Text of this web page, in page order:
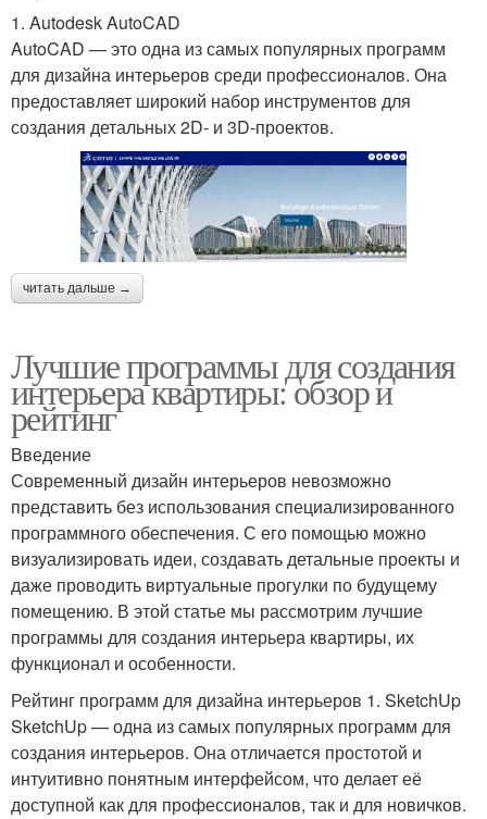
1. Autodesk AutoCAD
AutoCAD — это одна из самых популярных программ
для дизайна интерьеров среди профессионалов. Она
предоставляет широкий набор инструментов для
создания детальных 2D- и 3D-проектов.
читать дальше →
Лучшие программы для создания
интерьера квартиры: обзор и
рейтинг
Введение
Современный дизайн интерьеров невозможно
представить без использования специализированного
программного обеспечения. С его помощью можно
визуализировать идеи, создавать детальные проекты и
даже проводить виртуальные прогулки по будущему
помещению. В этой статье мы рассмотрим лучшие
программы для создания интерьера квартиры, их
функционал и особенности.
Рейтинг программ для дизайна интерьеров 1. SketchUp
SketchUp — одна из самых популярных программ для
создания интерьеров. Она отличается простотой и
интуитивно понятным интерфейсом, что делает её
доступной как для профессионалов, так и для новичков.